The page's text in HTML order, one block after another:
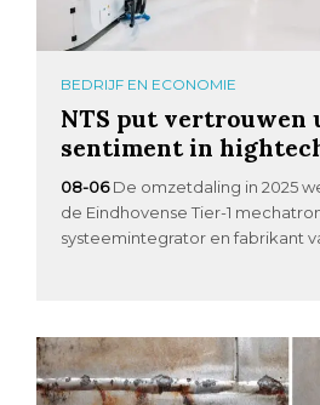
BEDRIJF EN ECONOMIE
NTS put vertrouwen
sentiment in
08-06 De omzetdaling in 2025
de Eindhovense Tier-1
systeemintegrator en fabrikant